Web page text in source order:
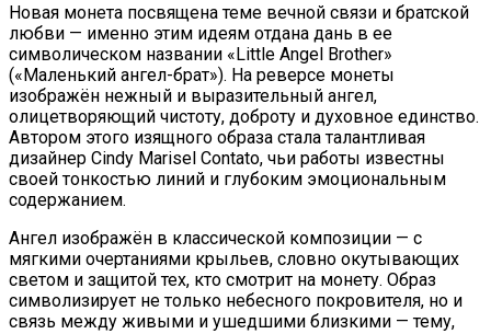
Новая монета посвящена теме вечной связи и братской
любви — именно этим идеям отдана дань в ее
символическом названии «Little Angel Brother»
(«Маленький ангел-брат»). На реверсе монеты
изображён нежный и выразительный ангел,
олицетворяющий чистоту, доброту и духовное единство.
Автором этого изящного образа стала талантливая
дизайнер Cindy Marisel Contato, чьи работы известны
своей тонкостью линий и глубоким эмоциональным
содержанием.
Ангел изображён в классической композиции — с
мягкими очертаниями крыльев, словно окутывающих
светом и защитой тех, кто смотрит на монету. Образ
символизирует не только небесного покровителя, но и
связь между живыми и ушедшими близкими — тему,